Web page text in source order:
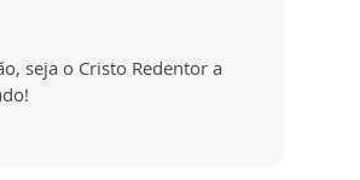
seja o Cristo Redentor a